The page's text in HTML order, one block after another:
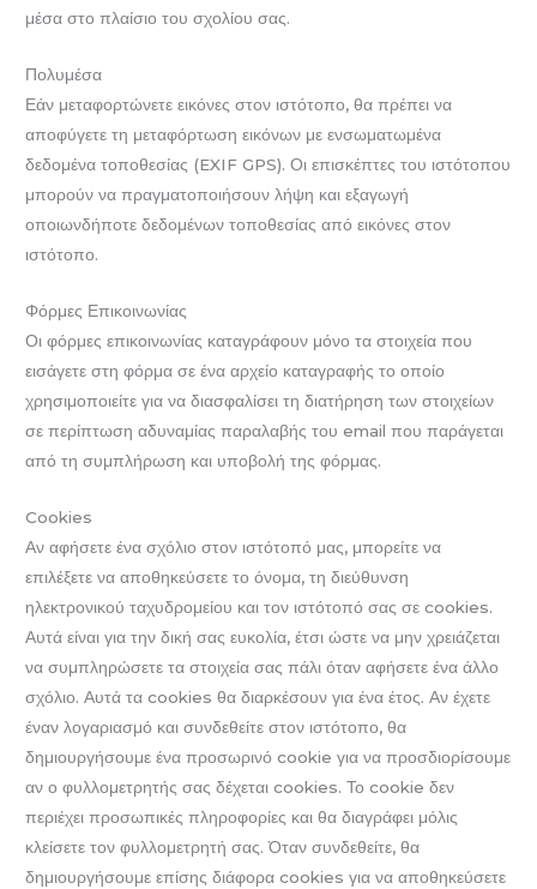
μέσα στο πλαίσιο του σχολίου σας.
Πολυμέσα
Εάν μεταφορτώνετε εικόνες στον ιστότοπο, θα πρέπει να
αποφύγετε τη μεταφόρτωση εικόνων με ενσωματωμένα
δεδομένα τοποθεσίας (EXIF GPS). Οι επισκέπτες του ιστότοπου
μπορούν να πραγματοποιήσουν λήψη και εξαγωγή
οποιωνδήποτε δεδομένων τοποθεσίας από εικόνες στον
ιστότοπο.
Φόρμες Επικοινωνίας
Οι φόρμες επικοινωνίας καταγράφουν μόνο τα στοιχεία που
εισάγετε στη φόρμα σε ένα αρχείο καταγραφής το οποίο
χρησιμοποιείτε για να διασφαλίσει τη διατήρηση των στοιχείων
σε περίπτωση αδυναμίας παραλαβής του email που παράγεται
από τη συμπλήρωση και υποβολή της φόρμας.
Cookies
Αν αφήσετε ένα σχόλιο στον ιστότοπό μας, μπορείτε να
επιλέξετε να αποθηκεύσετε το όνομα, τη διεύθυνση
ηλεκτρονικού ταχυδρομείου και τον ιστότοπό σας σε cookies.
Αυτά είναι για την δική σας ευκολία, έτσι ώστε να μην χρειάζεται
να συμπληρώσετε τα στοιχεία σας πάλι όταν αφήσετε ένα άλλο
σχόλιο. Αυτά τα cookies θα διαρκέσουν για ένα έτος. Αν έχετε
έναν λογαριασμό και συνδεθείτε στον ιστότοπο, θα
δημιουργήσουμε ένα προσωρινό cookie για να προσδιορίσουμε
αν ο φυλλομετρητής σας δέχεται cookies. Το cookie δεν
περιέχει προσωπικές πληροφορίες και θα διαγράφει μόλις
κλείσετε τον φυλλομετρητή σας. Όταν συνδεθείτε, θα
δημιουργήσουμε επίσης διάφορα cookies για να αποθηκεύσετε